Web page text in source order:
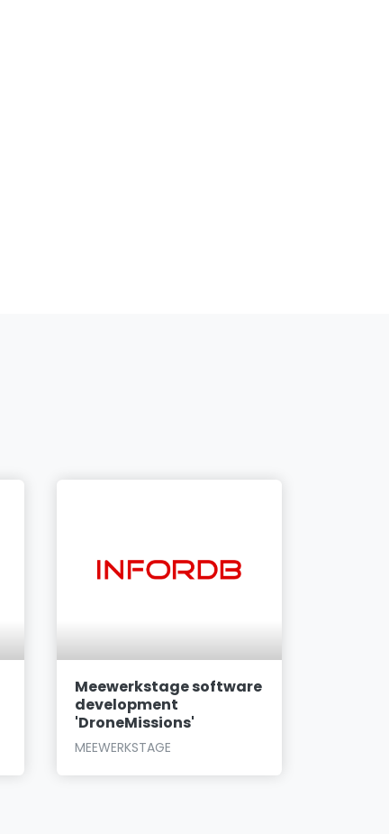
Meewerkstage software
development
'DroneMissions'
MEEWERKSTAGE